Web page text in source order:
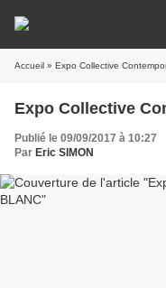
Accueil » Expo Collective
Expo Collective
Publié le 09/09/2017 à 10:27
Par Eric SIMON